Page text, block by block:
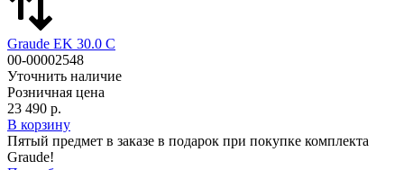
Graude EK 30.0 C
00-00002548
Уточнить наличие
Розничная цена
23 490 р.
В корзину
Пятый предмет в заказе в подарок при покупке комплекта
Graude!